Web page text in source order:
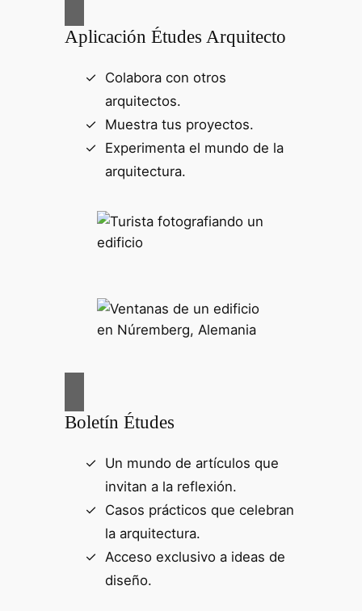
Aplicación Études Arquitecto
Colabora con otros
arquitectos.
Muestra tus proyectos.
Experimenta el mundo de la
arquitectura.
Boletín Études
Un mundo de artículos que
invitan a la reflexión.
Casos prácticos que celebran
la arquitectura.
Acceso exclusivo a ideas de
diseño.